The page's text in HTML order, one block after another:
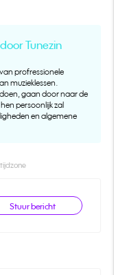
Tunezin
profressionele
muzieklessen.
gaan door naar de
persoonlijk zal
en algemene
Stuur bericht